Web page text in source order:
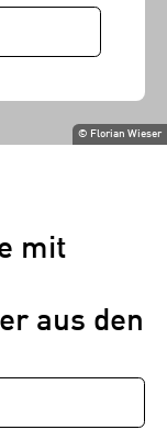
© Florian Wieser
mit
aus den